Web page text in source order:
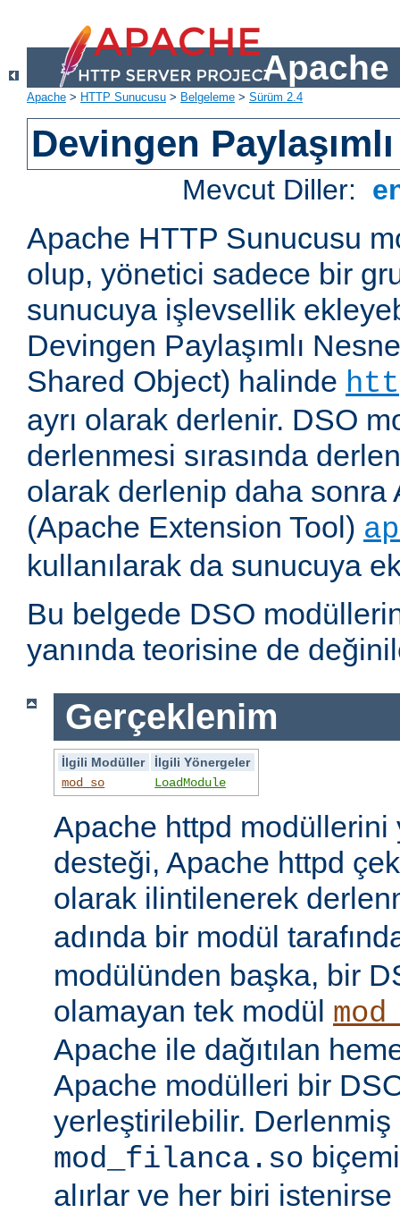
Apache
Apache > HTTP Sunucusu > Belgeleme > Sürüm 2.4
Devingen
Mevcut Diller:
Apache HTTP Sunucusu
olup, yönetici sadece bir
sunucuya işlevsellik
Devingen Paylaşımlı
Shared Object) halinde
ayrı olarak derlenir. DSO
derlenmesi sırasında
olarak derlenip daha sonra
(Apache Extension Tool)
kullanılarak da sunucuya
Bu belgede DSO
yanında teorisine de
Gerçeklenim
İlgili Modüller
İlgili Yönergeler
mod_so
LoadModule
Apache httpd
desteği, Apache httpd
olarak ilintilenerek
adında bir modül
modülünden başka, bir
olamayan tek modül
Apache ile dağıtılan
Apache modülleri bir
yerleştirilebilir.
mod_filanca.so
alırlar ve her biri istenirse